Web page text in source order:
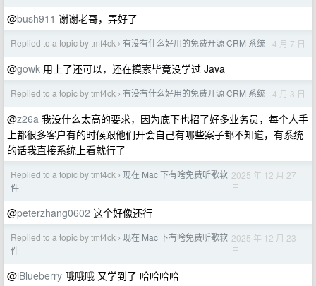
@bush911 谢谢老哥，弄好了
Replied to a topic by tmf4ck › 有没有什么好用的免费开源 CRM 系统 4 月 7 日
@gowk 用上了还可以，还在摸索毕竟没学过 Java
Replied to a topic by tmf4ck › 有没有什么好用的免费开源 CRM 系统 4 月 3 日
@z26a 我没什么太高的要求，因为底下也招了好多业务员，每个人手
上都很多客户有的时候跟他们开会自己有哪些案子都不知道，有系统
的话我直接系统上看就行了
Replied to a topic by tmf4ck › 现在 Mac 下有啥免费听歌软
件
2025 年 12 月 27
日
@peterzhang0602 这个好像还行
Replied to a topic by tmf4ck › 现在 Mac 下有啥免费听歌软
件
2025 年 12 月 23
日
@iBlueberry 哦哦哦 又学到了 哈哈哈哈